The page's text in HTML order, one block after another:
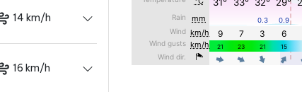
14 km/h
16 km/h